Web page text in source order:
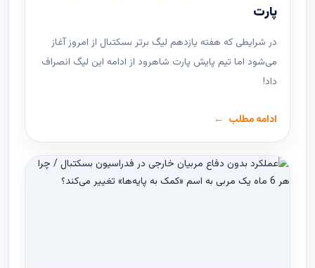
پارت
در شرایطی که هفته یازدهم لیگ ‌برتر بسکتبال از امروز آغاز
می‌شود اما تیم پایش پارت شاهرود از ادامه این لیگ انصراف
داد!
ادامه مطلب